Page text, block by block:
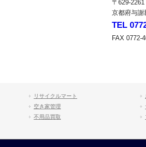
〒629-2261
京都府与謝
TEL
FAX 0772-
リサイクルマート
空き家管理
不用品買取